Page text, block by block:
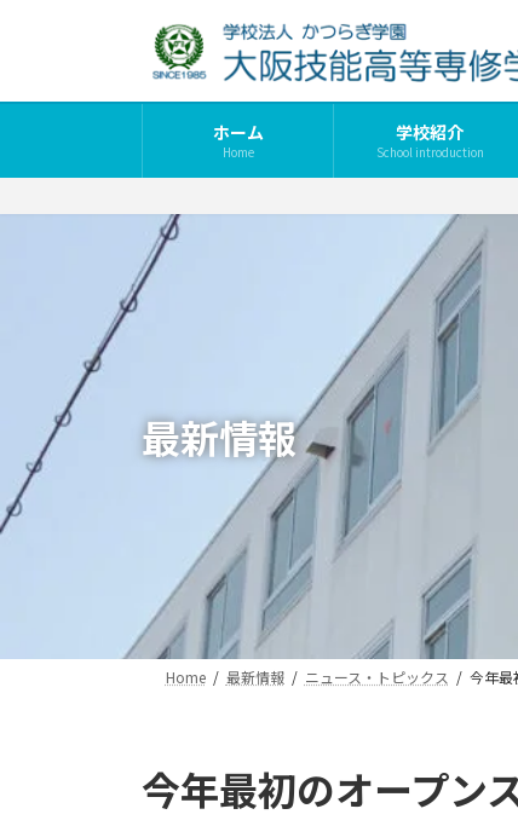
ン
ス
キ
ー
ン
に
ホーム
Home
学校紹介
School introduction
最新情報
Home 最新情報 ニュース・トピックス 今年最
今年最初のオープン